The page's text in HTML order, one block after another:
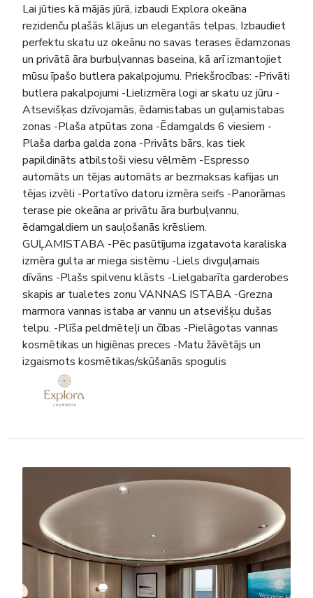
Lai jūties kā mājās jūrā, izbaudi Explora okeāna
rezidenču plašās klājus un elegantās telpas. Izbaudiet
perfektu skatu uz okeānu no savas terases ēdamzonas
un privātā āra burbuļvannas baseina, kā arī izmantojiet
mūsu īpašo butlera pakalpojumu. Priekšrocības: -Privāti
butlera pakalpojumi -Lielizmēra logi ar skatu uz jūru -
Atsevišķas dzīvojamās, ēdamistabas un guļamistabas
zonas -Plaša atpūtas zona -Ēdamgalds 6 viesiem -
Plaša darba galda zona -Privāts bārs, kas tiek
papildināts atbilstoši viesu vēlmēm -Espresso
automāts un tējas automāts ar bezmaksas kafijas un
tējas izvēli -Portatīvo datoru izmēra seifs -Panorāmas
terase pie okeāna ar privātu āra burbuļvannu,
ēdamgaldiem un sauļošanās krēsliem.
GUĻAMISTABA -Pēc pasūtījuma izgatavota karaliska
izmēra gulta ar miega sistēmu -Liels divguļamais
dīvāns -Plašs spilvenu klāsts -Lielgabarīta garderobes
skapis ar tualetes zonu VANNAS ISTABA -Grezna
marmora vannas istaba ar vannu un atsevišķu dušas
telpu. -Plīša peldmēteļi un čības -Pielāgotas vannas
kosmētikas un higiēnas preces -Matu žāvētājs un
izgaismots kosmētikas/skūšanās spogulis